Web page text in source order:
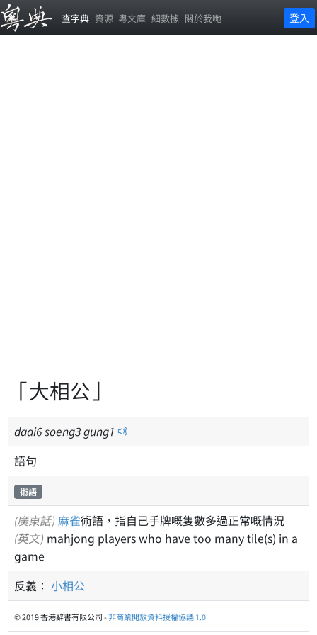
查字典 資源 粵文庫 細數據 關於我哋 登入
「大相公」
daai6soeng3gung1
語句
術語
(廣東話) 麻雀術語，指自己手牌嘅隻數多過正常嘅情況
(英文) mahjong players who have too many tile(s) in a
game
反義： 小相公
© 2019 香港辭書有限公司 -非商業開放資料授權協議 1.0